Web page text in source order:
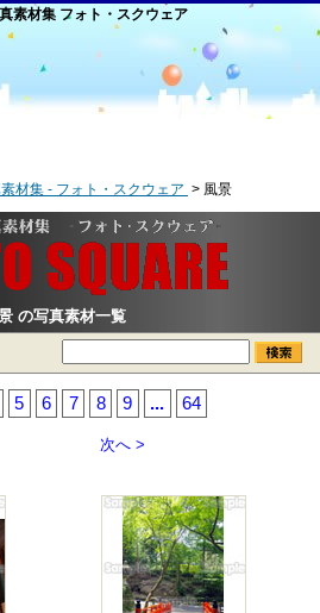
素材集 フォト・スクウェア
材集 - フォト・スクウェア 風景
の写真素材一覧
5 6 7 8 9 ... 64
次へ >